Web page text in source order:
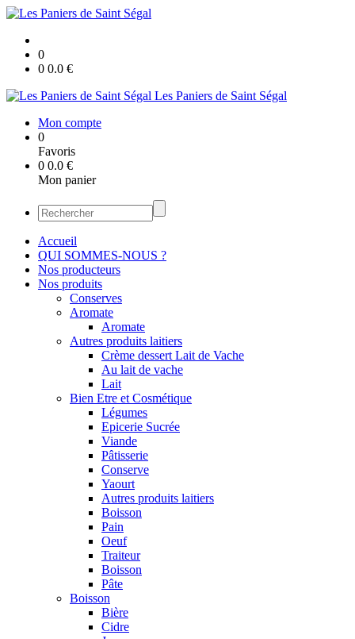
0
0 0.0 €
Les Paniers de Saint Ségal
Mon compte
0
Favoris
0 0.0 €
Mon panier
Accueil
QUI SOMMES-NOUS ?
Nos producteurs
Nos produits
Conserves
Aromate
Aromate
Autres produits laitiers
Crème dessert Lait de Vache
Au lait de vache
Lait
Bien Etre et Cosmétique
Légumes
Epicerie Sucrée
Viande
Pâtisserie
Conserve
Yaourt
Autres produits laitiers
Boisson
Pain
Oeuf
Traiteur
Boisson
Pâte
Boisson
Bière
Cidre